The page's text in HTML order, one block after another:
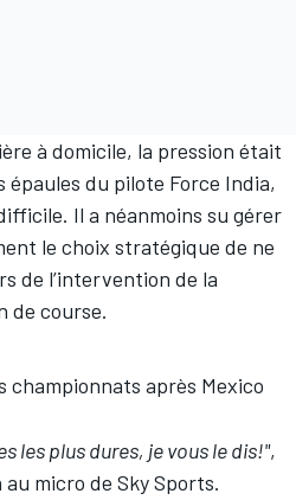
à domicile, la pression était
du pilote Force India,
Il a néanmoins su gérer
le choix stratégique de ne
de l’intervention de la
de course.
championnats après Mexico
les plus dures, je vous le dis!",
micro de Sky Sports.